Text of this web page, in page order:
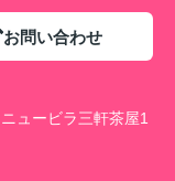
お問い合わせ
ュービラ三軒茶屋1